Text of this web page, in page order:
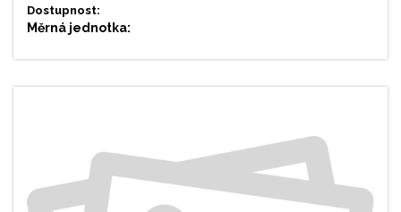
Dostupnost:
Měrná jednotka: